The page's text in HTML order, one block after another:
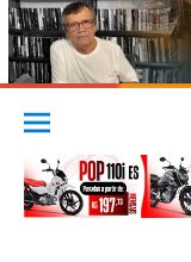
Skip
content